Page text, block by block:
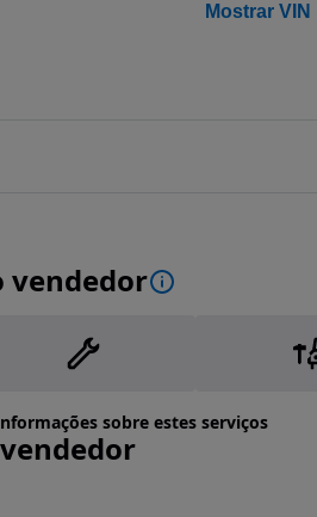
Mostrar VIN
vendedor
sobre estes serviços